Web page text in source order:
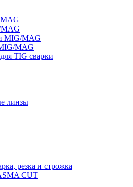
MIG/MAG
MAG
TIG сварки
линзы
резка и строжка
CUT